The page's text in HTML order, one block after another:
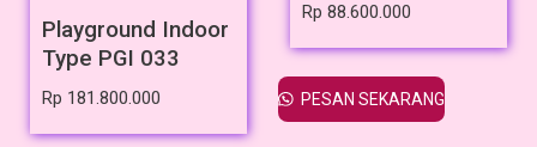
Playground Indoor
Type PGI 033
Rp 181.800.000
Rp 88.600.000
PESAN SEKARANG